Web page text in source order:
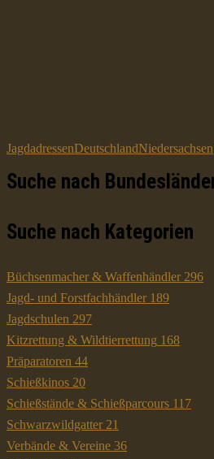
JagdadressenDeutschlandNiedersachsen
Suche nach
Suche nach Kategorien
Büchsenmacher & Waffenhändler 296
Jagd- und Forstfachhändler 189
Jagdschulen 297
Kitzrettung & Wildtierrettung 168
Präparatoren 44
Schießkinos 20
Schießstände & Schießparcours 117
Schwarzwildgatter 21
Verbände & Vereine 36